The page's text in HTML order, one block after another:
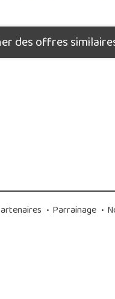
des offres
• Parrainage •